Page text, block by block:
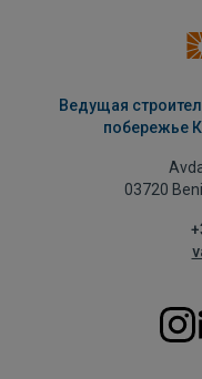
Ведущая
побережье
03720